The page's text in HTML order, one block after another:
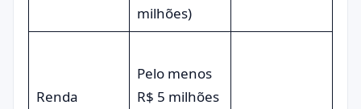
milhões)
Renda
Pelo menos
R$ 5 milhões